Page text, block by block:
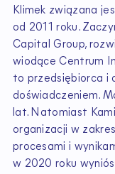
Klimek związana
od 2011 roku.
Capital Group,
wiodące Centrum
to przedsiębiorca i
doświadczeniem.
lat. Natomiast
organizacji w
procesami i
w 2020 roku